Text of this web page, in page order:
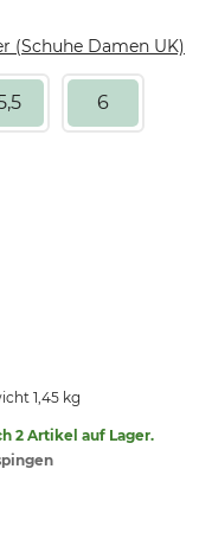
(Schuhe Damen UK)
6
1,45 kg
2 Artikel auf Lager.